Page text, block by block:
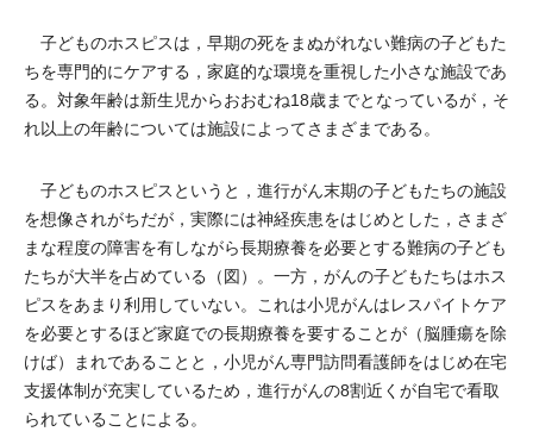
子どものホスピスは，早期の死をまぬがれない難病の子どもた
ちを専門的にケアする，家庭的な環境を重視した小さな施設であ
る。対象年齢は新生児からおおむね18歳までとなっているが，そ
れ以上の年齢については施設によってさまざまである。
子どものホスピスというと，進行がん末期の子どもたちの施設
を想像されがちだが，実際には神経疾患をはじめとした，さまざ
まな程度の障害を有しながら長期療養を必要とする難病の子ども
たちが大半を占めている（図）。一方，がんの子どもたちはホス
ピスをあまり利用していない。これは小児がんはレスパイトケア
を必要とするほど家庭での長期療養を要することが（脳腫瘍を除
けば）まれであることと，小児がん専門訪問看護師をはじめ在宅
支援体制が充実しているため，進行がんの8割近くが自宅で看取
られていることによる。